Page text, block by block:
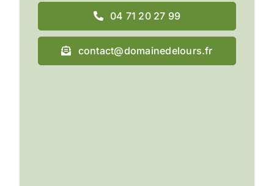
04 71 20 27 99
contact@domainedelours.fr